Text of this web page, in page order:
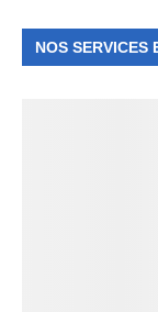
NOS SERVICES